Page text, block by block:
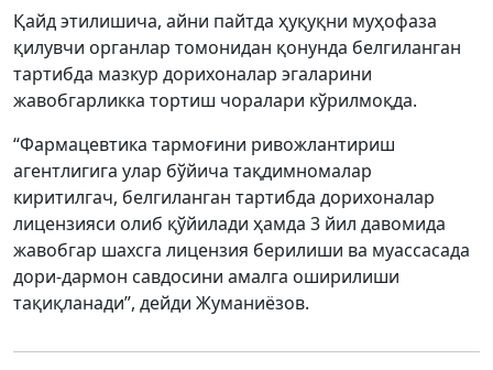
Қайд этилишича, айни пайтда ҳуқуқни муҳофаза
қилувчи органлар томонидан қонунда белгиланган
тартибда мазкур дорихоналар эгаларини
жавобгарликка тортиш чоралари кўрилмоқда.
“Фармацевтика тармоғини ривожлантириш
агентлигига улар бўйича тақдимномалар
киритилгач, белгиланган тартибда дорихоналар
лицензияси олиб қўйилади ҳамда 3 йил давомида
жавобгар шахсга лицензия берилиши ва муассасада
дори-дармон савдосини амалга оширилиши
тақиқланади”, дейди Жуманиёзов.